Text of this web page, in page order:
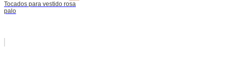
Tocados para vestido rosa
palo